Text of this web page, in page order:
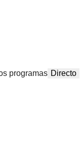
programas Directo